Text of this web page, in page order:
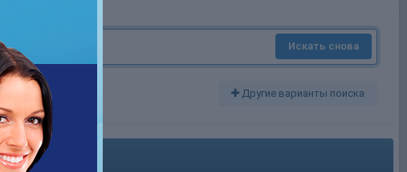
Искать снова
Другие варианты поиска